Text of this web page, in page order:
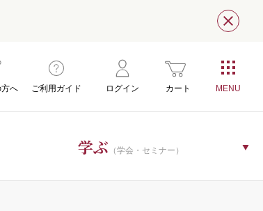
閉じ
へ ご利用ガイド ログイン カート
学ぶ （学会・セミナー）